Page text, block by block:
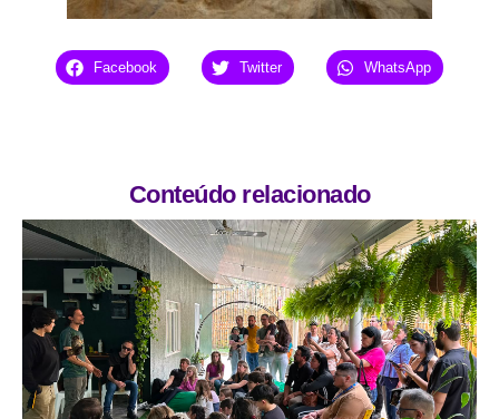
Facebook Twitter WhatsApp
Conteúdo relacionado